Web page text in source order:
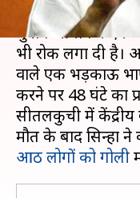
पश्चिम बंगाल की
चुनाव आयोग ने एक
भी रोक लगा दी है।
वाले एक भड़काऊ
करने पर 48 घंटे का
सीतलकुची में केंद्रीय
मौत के बाद सिन्हा ने
आठ लोगों को गोली